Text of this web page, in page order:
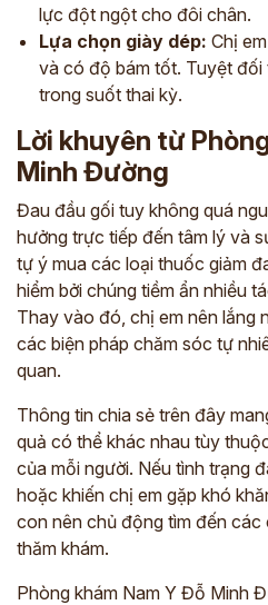
lực đột ngột cho đôi chân.
Lựa chọn giày dép: Chị
và có độ bám tốt. Tuyệt
trong suốt thai kỳ.
Lời khuyên từ
Minh Đường
Đau đầu gối tuy không quá
hưởng trực tiếp đến tâm lý và
tự ý mua các loại thuốc giảm
hiểm bởi chúng tiềm ẩn nhiều
Thay vào đó, chị em nên lắng
các biện pháp chăm sóc tự
quan.
Thông tin chia sẻ trên đây
quả có thể khác nhau tùy
của mỗi người. Nếu tình trạng
hoặc khiến chị em gặp khó
con nên chủ động tìm đến
thăm khám.
Phòng khám Nam Y Đỗ Minh